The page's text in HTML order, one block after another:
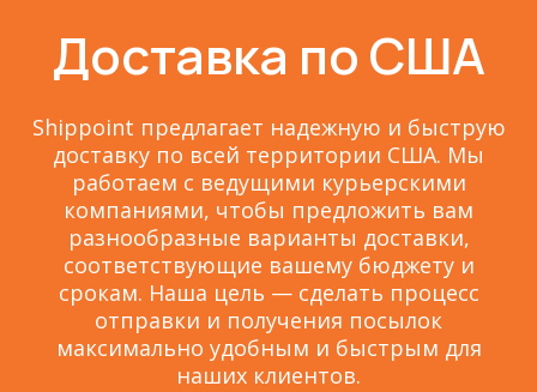
Доставка по США
Shippoint предлагает надежную и быструю
доставку по всей территории США. Мы
работаем с ведущими курьерскими
компаниями, чтобы предложить вам
разнообразные варианты доставки,
соответствующие вашему бюджету и
срокам. Наша цель — сделать процесс
отправки и получения посылок
максимально удобным и быстрым для
наших клиентов.